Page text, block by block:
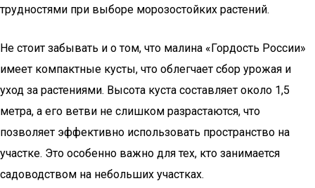
трудностями при выборе морозостойких растений.
Не стоит забывать и о том, что малина «Гордость России»
имеет компактные кусты, что облегчает сбор урожая и
уход за растениями. Высота куста составляет около 1,5
метра, а его ветви не слишком разрастаются, что
позволяет эффективно использовать пространство на
участке. Это особенно важно для тех, кто занимается
садоводством на небольших участках.